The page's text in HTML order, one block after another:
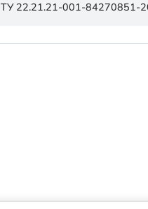
22.21.21-001-84270851-